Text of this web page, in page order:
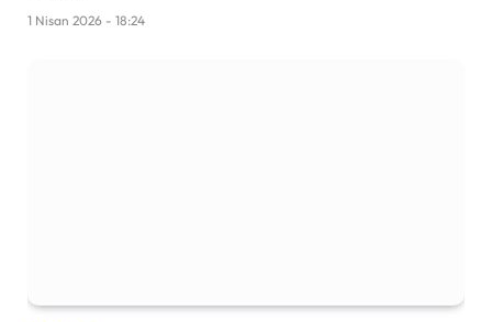
1 Nisan 2026 - 18:24